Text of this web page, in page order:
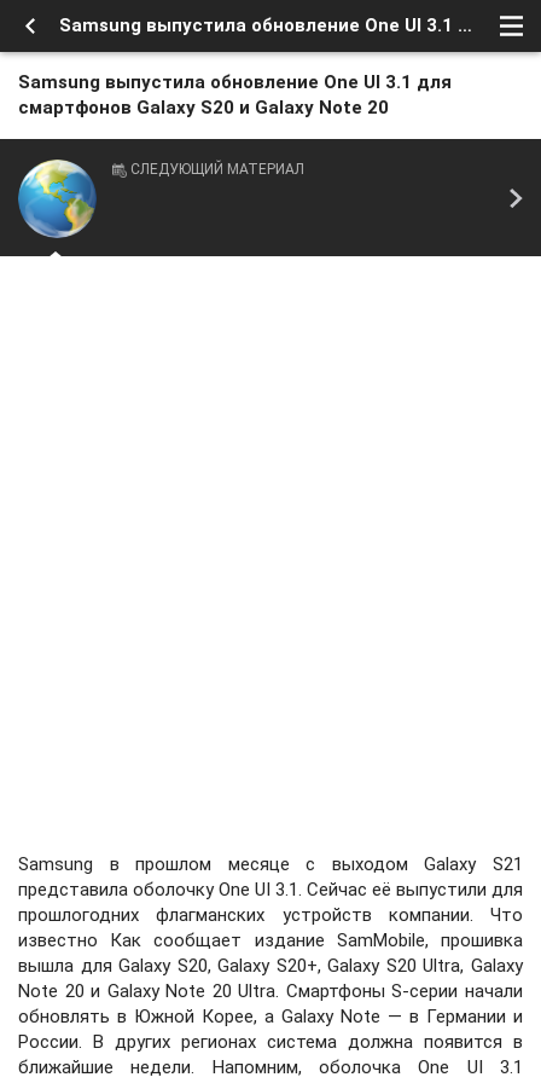
Samsung выпустила обновление One UI 3.1 для смартфонов Galaxy S20 и Galaxy Note 20
Samsung выпустила обновление One UI 3.1 для
смартфонов Galaxy S20 и Galaxy Note 20
СЛЕДУЮЩИЙ МАТЕРИАЛ
Samsung в прошлом месяце с выходом Galaxy S21
представила оболочку One UI 3.1. Сейчас её выпустили для
прошлогодних флагманских устройств компании. Что
известно Как сообщает издание SamMobile, прошивка
вышла для Galaxy S20, Galaxy S20+, Galaxy S20 Ultra, Galaxy
Note 20 и Galaxy Note 20 Ultra. Смартфоны S-серии начали
обновлять в Южной Корее, а Galaxy Note — в Германии и
России. В других регионах система должна появится в
ближайшие недели. Напомним, оболочка One UI 3.1